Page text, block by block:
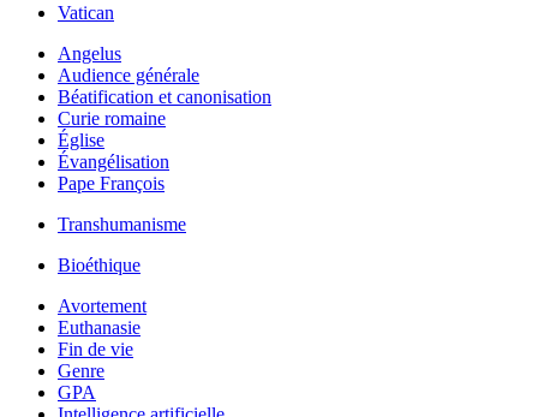
Vatican
Angelus
Audience générale
Béatification et canonisation
Curie romaine
Église
Évangélisation
Pape François
Transhumanisme
Bioéthique
Avortement
Euthanasie
Fin de vie
Genre
GPA